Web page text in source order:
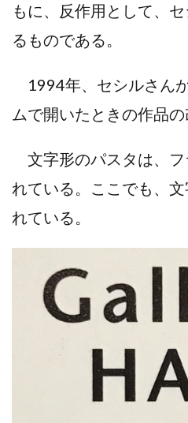
もに、反作用として、
るものである。
1994年、セシルさん
ムで開いたときの作品の
文字形のパスタは、フ
れている。ここでも、
れている。